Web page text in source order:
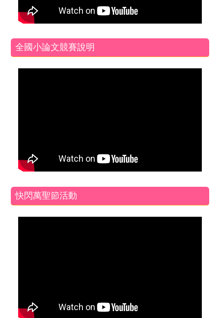
全國小論文競賽說明
快閃萬聖節活動